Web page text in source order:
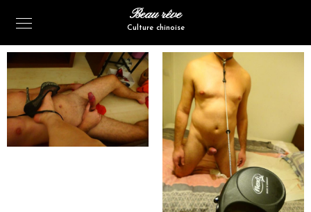
Beau rêve
Culture chinoise